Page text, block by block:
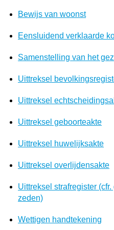
Bewijs van woonst
Eensluidend verklaarde
Samenstelling van het
Uittreksel
Uittreksel
Uittreksel geboorteakte
Uittreksel huwelijksakte
Uittreksel overlijdensakte
Uittreksel strafregister
zeden)
Wettigen handtekening